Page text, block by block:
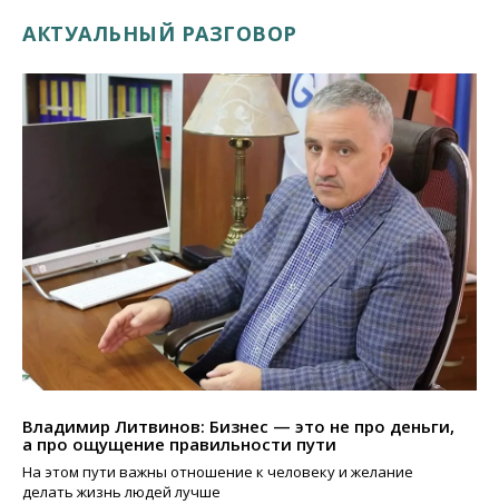
АКТУАЛЬНЫЙ РАЗГОВОР
Владимир Литвинов: Бизнес — это не про деньги,
а про ощущение правильности пути
На этом пути важны отношение к человеку и желание
делать жизнь людей лучше